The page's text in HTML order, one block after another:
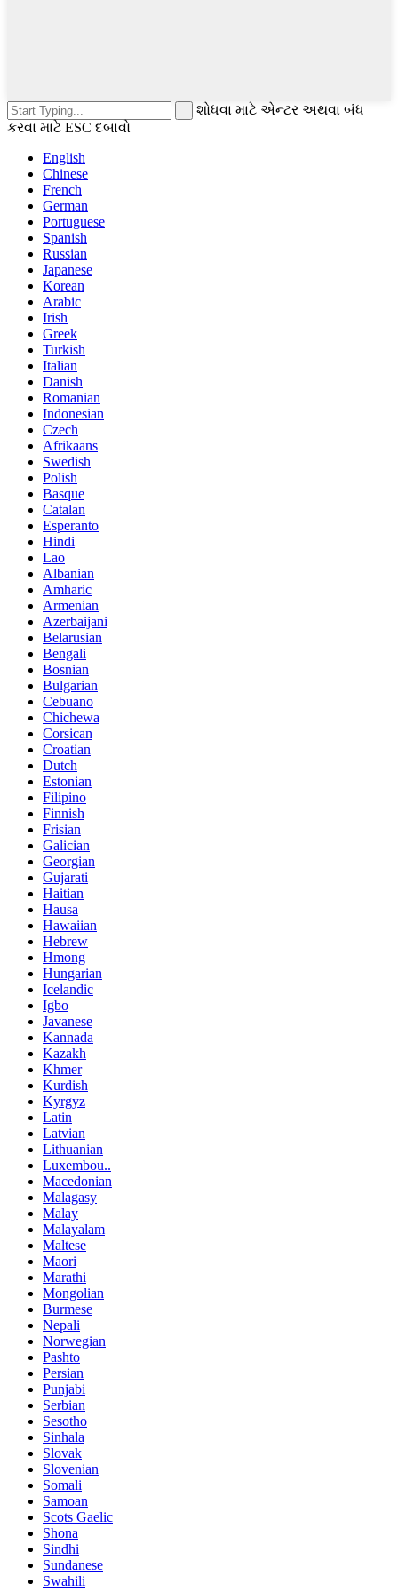
શોધવા માટે એન્ટર અથવા બંધ
કરવા માટે ESC દબાવો
English
Chinese
French
German
Portuguese
Spanish
Russian
Japanese
Korean
Arabic
Irish
Greek
Turkish
Italian
Danish
Romanian
Indonesian
Czech
Afrikaans
Swedish
Polish
Basque
Catalan
Esperanto
Hindi
Lao
Albanian
Amharic
Armenian
Azerbaijani
Belarusian
Bengali
Bosnian
Bulgarian
Cebuano
Chichewa
Corsican
Croatian
Dutch
Estonian
Filipino
Finnish
Frisian
Galician
Georgian
Gujarati
Haitian
Hausa
Hawaiian
Hebrew
Hmong
Hungarian
Icelandic
Igbo
Javanese
Kannada
Kazakh
Khmer
Kurdish
Kyrgyz
Latin
Latvian
Lithuanian
Luxembou..
Macedonian
Malagasy
Malay
Malayalam
Maltese
Maori
Marathi
Mongolian
Burmese
Nepali
Norwegian
Pashto
Persian
Punjabi
Serbian
Sesotho
Sinhala
Slovak
Slovenian
Somali
Samoan
Scots Gaelic
Shona
Sindhi
Sundanese
Swahili